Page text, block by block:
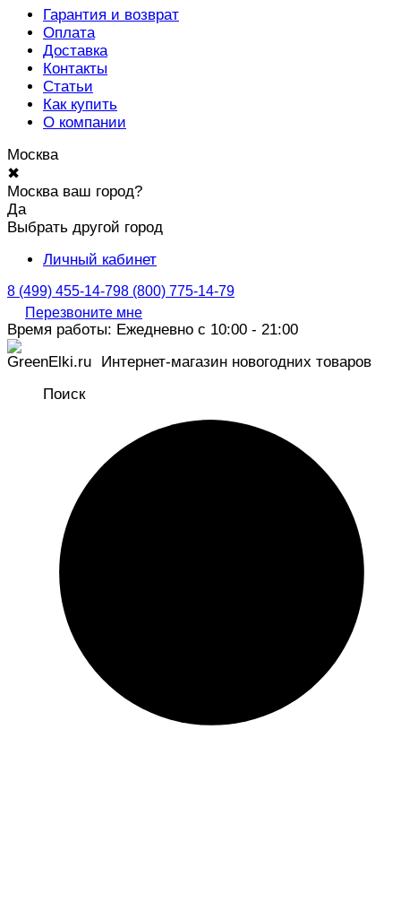
Гарантия и возврат
Оплата
Доставка
Контакты
Статьи
Как купить
О компании
Москва
✖
Москва ваш город?
Да
Выбрать другой город
Личный кабинет
8 (499) 455-14-798 (800) 775-14-79
Перезвоните мне
Время работы: Ежедневно с 10:00 - 21:00
Интернет-магазин новогодних товаров
Поиск